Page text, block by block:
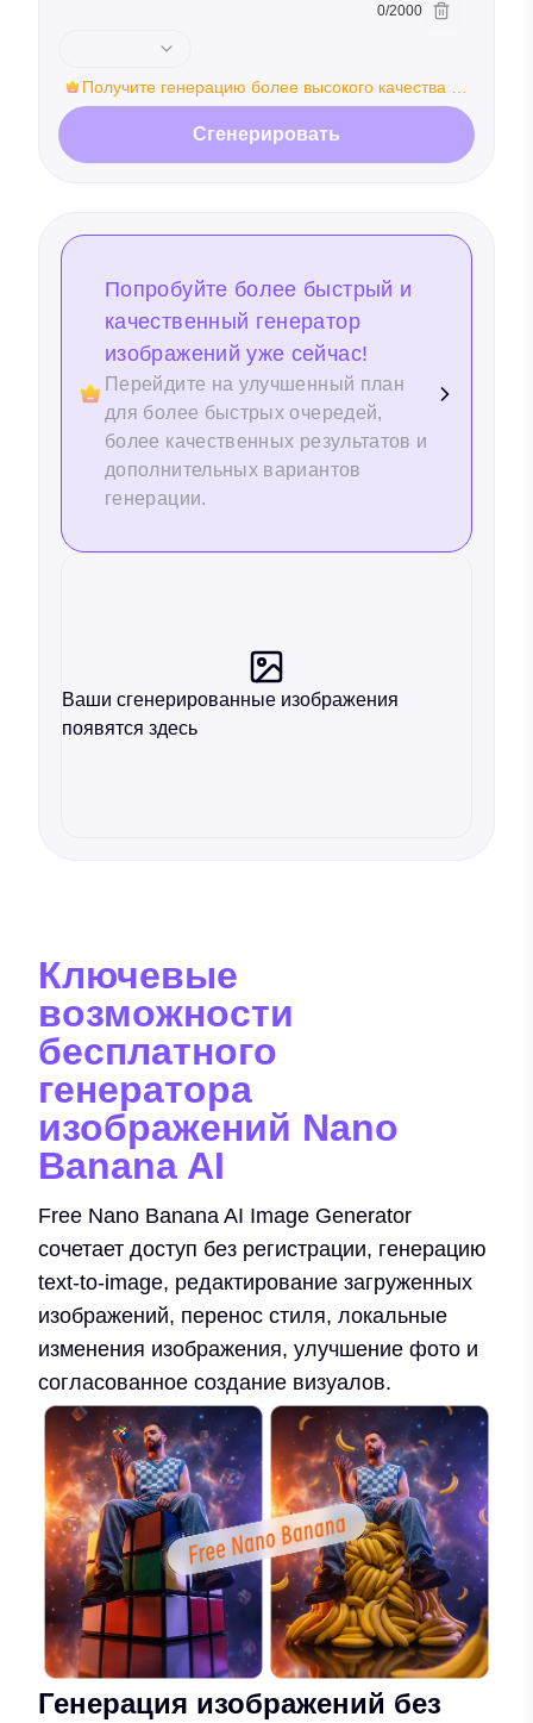
0/2000 Очистить
Получите генерацию более высокого качества и
функции редактирования изображений
Сгенерировать
Попробуйте более быстрый и
качественный генератор
изображений уже сейчас!
Перейдите на улучшенный план
для более быстрых очередей,
более качественных результатов и
дополнительных вариантов
генерации.
Ваши сгенерированные изображения
появятся здесь
Ключевые
возможности
бесплатного
генератора
изображений Nano
Banana AI
Free Nano Banana AI Image Generator
сочетает доступ без регистрации, генерацию
text-to-image, редактирование загруженных
изображений, перенос стиля, локальные
изменения изображения, улучшение фото и
согласованное создание визуалов.
Генерация изображений без